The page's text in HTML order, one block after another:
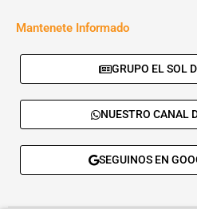
Mantenete Informado
GRUPO EL SOL
NUESTRO CANAL
SEGUINOS EN